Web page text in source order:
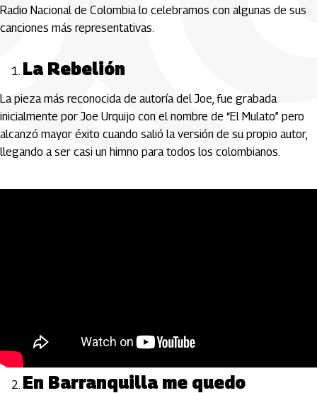
Radio Nacional de Colombia lo celebramos con algunas de sus
canciones más representativas.
La Rebelión
La pieza más reconocida de autoría del Joe, fue grabada
inicialmente por Joe Urquijo con el nombre de “El Mulato” pero
alcanzó mayor éxito cuando salió la versión de su propio autor,
llegando a ser casi un himno para todos los colombianos.
En Barranquilla me quedo